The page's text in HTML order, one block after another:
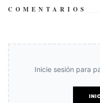
COMENTARIOS
Inicie sesión para